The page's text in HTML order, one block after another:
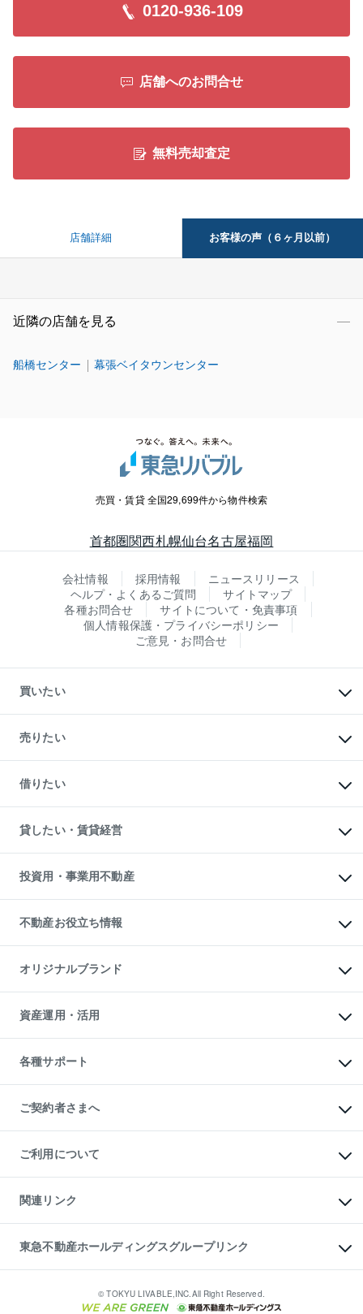
0120-936-109
店舗へのお問合せ
無料売却査定
店舗詳細 お客様の声（６ヶ月以前）
近隣の店舗を見る
船橋センター 幕張ベイタウンセンター
売買・賃貸 全国29,699件から物件検索
首都圏関西札幌仙台名古屋福岡
会社情報 採用情報
ニュースリリース
ヘルプ・よくあるご質問
サイトマップ
各種お問合せ
サイトについて・免責事項
個人情報保護・プライバシーポリシー
ご意見・お問合せ
買いたい
新築・分譲マンションの購入
中古マンションの購入
一戸建ての購入
中古一戸建ての購入
不動産購入の流れ
注目キーワード物件特集
購入ガイド
English 繁体中文簡体中文
売りたい
一戸建ての売却・査定
土地の売却・査定
スピードAI査定
不動産査定について
不動産売却の流れ
不動産買換えの流れ
売却ガイド
借りたい
オフィス・店舗の賃貸
借りるときの流れ
借りるガイド
貸したい・賃貸経営
マンション賃料データ
賃貸管理プラン
リロケーションについて
貸すガイド
投資用・事業用不動産
事業用不動産
マンション投資
投資用マンション
アパート経営
収益物件
ビル購入（ビル一棟）
投資用不動産の売却査定
事業用不動産の売却査定
不動産お役立ち情報
マンションライブラリー
人気マンションランキング
暮らしに役立つ不動産メディア
不動産相場・不動産価格情報
不動産コラム・ニュース
不動産用語集
不動産なんでもネット相談室
住まいの税金
オリジナルブランド
一棟リノベーションマンション
L`GENTE（ルジェンテ）
区分リノベーションマンション
投資用一棟レジデンスWELL
不動産小口投資
LEGACIA（レガシア）
資産運用・活用
不動産M&A
アセットマネジメント・出資
各種サポート
相続サポート
リフォームサポート
ご契約者さまへ
ご紹介・再契約特典
入居者様専用-各種ご案内（賃貸）
東急こすもす会「こすもすWeb」
ご利用について
金融商品取引について
東急リバブル ソーシャルメディアポリシー
ご意見・お問い合わせ（金融商品取引専用の相談・お問い合わせ窓口）
ダイレクトメール（郵送物）・Eメールなどの送付停止について
関連リンク
これからご結婚される方に東急百貨店のブライダルクラブ
人材サービスのご用命は 東急リバブルスタッフ株式会社まで
東北の逸品を贈ります 東北すぐれものセレクション
東急不動産ホールディングスグループリンク
東急コミュニティー© TOKYU LIVABLE,INC.All Right Reserved.